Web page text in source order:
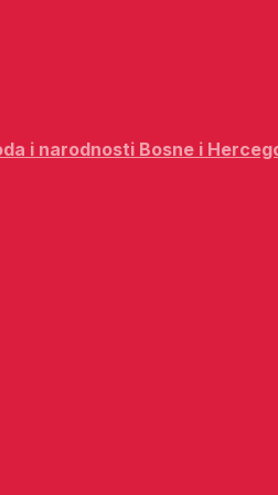
i narodnosti Bosne i